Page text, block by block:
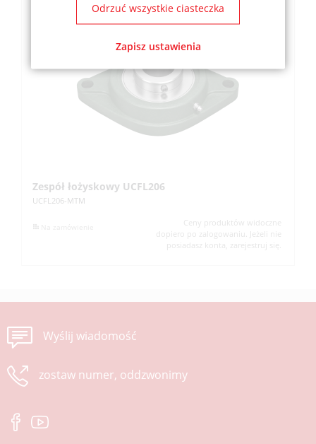
Zespół łożyskowy UCFL206
UCFL206-MTM
Ceny produktów widoczne
dopiero po zalogowaniu. Jeżeli nie
posiadasz konta, zarejestruj się.
Wyślij wiadomość
zostaw numer, oddzwonimy
Odrzuć wszystkie ciasteczka
Zapisz ustawienia